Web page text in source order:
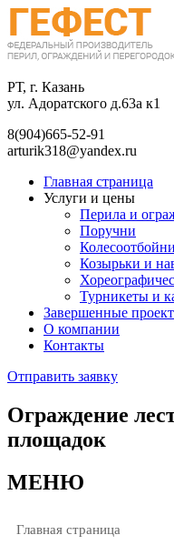
РТ, г. Казань
ул. Адоратского д.63а к1
8(904)665-52-91
arturik318@yandex.ru
Главная страница
Услуги и цены
Перила и
Поручни
Козырьки и
Турникеты и
Завершенные
О компании
Контакты
Отправить заявку
Ограждение
площадок
МЕНЮ
Главная страница